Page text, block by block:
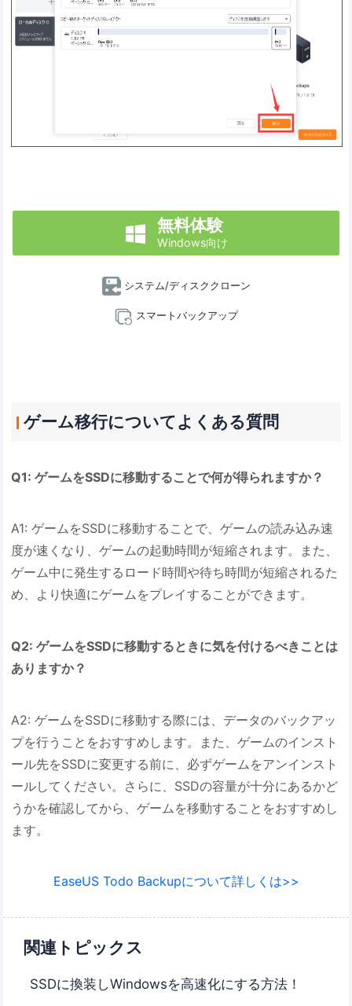
 無料体験
Windows向け
システム/ディスククローン
スマートバックアップ
ゲーム移行についてよくある質問
Q1: ゲームをSSDに移動することで何が得られますか？
A1: ゲームをSSDに移動することで、ゲームの読み込み速
度が速くなり、ゲームの起動時間が短縮されます。また、
ゲーム中に発生するロード時間や待ち時間が短縮されるた
め、より快適にゲームをプレイすることができます。
Q2: ゲームをSSDに移動するときに気を付けるべきことは
ありますか？
A2: ゲームをSSDに移動する際には、データのバックアッ
プを行うことをおすすめします。また、ゲームのインスト
ール先をSSDに変更する前に、必ずゲームをアンインスト
ールしてください。さらに、SSDの容量が十分にあるかど
うかを確認してから、ゲームを移動することをおすすめし
ます。
EaseUS Todo Backupについて詳しくは>>
関連トピックス
SSDに換装しWindowsを高速化にする方法！